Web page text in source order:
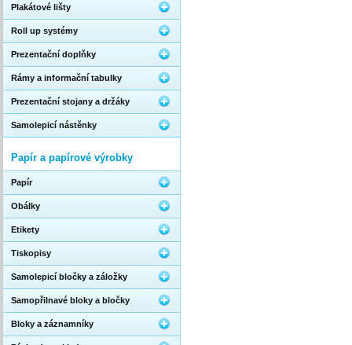
Plakátové lišty
Roll up systémy
Prezentační doplňky
Rámy a informační tabulky
Prezentační stojany a držáky
Samolepicí nástěnky
Papír a papírové výrobky
Papír
Obálky
Etikety
Tiskopisy
Samolepicí bločky a záložky
Samopřilnavé bloky a bločky
Bloky a záznamníky